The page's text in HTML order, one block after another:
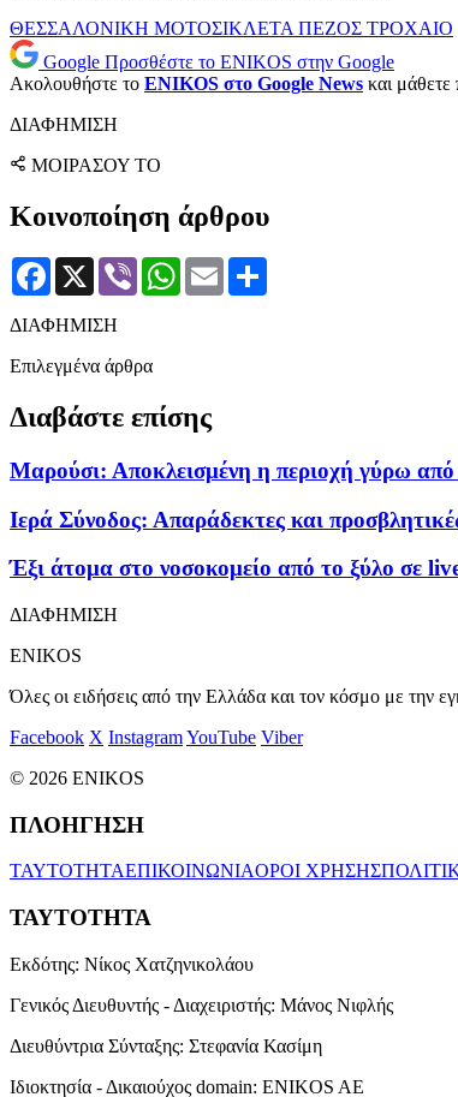
ΘΕΣΣΑΛΟΝΙΚΗ ΜΟΤΟΣΙΚΛΕΤΑ ΠΕΖΟΣ ΤΡΟΧΑΙΟ
Google Προσθέστε το ENIKOS στην Google
Ακολουθήστε το ENIKOS στο Google News και μάθετε
ΔΙΑΦΗΜΙΣΗ
ΜΟΙΡΑΣΟΥ ΤΟ
Κοινοποίηση άρθρου
Facebook
X Viber WhatsApp
Email
ΔΙΑΦΗΜΙΣΗ
Επιλεγμένα άρθρα
Διαβάστε επίσης
Μαρούσι: Αποκλεισμένη η περιοχή γύρω
Ιερά Σύνοδος: Απαράδεκτες και
Έξι άτομα στο νοσοκομείο από το ξύλο σε
ΔΙΑΦΗΜΙΣΗ
ENIKOS
Όλες οι ειδήσεις από την Ελλάδα και τον κόσμο με την
Facebook X InstagramYouTube Viber
© 2026 ENIKOS
ΠΛΟΗΓΗΣΗ
ΤΑΥΤΟΤΗΤΑΕΠΙΚΟΙΝΩΝΙΑΟΡΟΙ ΧΡΗΣΗΣ
ΤΑΥΤΟΤΗΤΑ
Εκδότης: Νίκος Χατζηνικολάου
Γενικός Διευθυντής - Διαχειριστής: Μάνος Νιφλής
Διευθύντρια Σύνταξης: Στεφανία Κασίμη
Ιδιοκτησία - Δικαιούχος domain: ENIKOS AE